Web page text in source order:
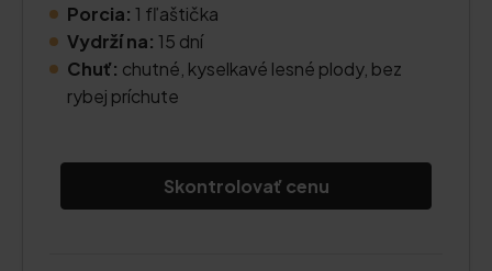
Porcia: 1 fľaštička
Vydrží na: 15 dní
Chuť: chutné, kyselkavé lesné plody, bez
rybej príchute
Skontrolovať cenu